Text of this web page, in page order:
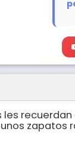
recuerdan
zapatos